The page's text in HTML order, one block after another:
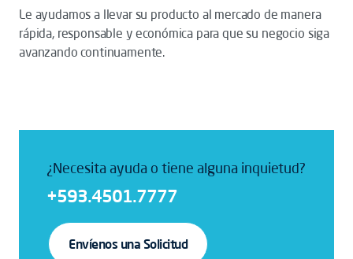
Le ayudamos a llevar su producto al mercado de manera
rápida, responsable y económica para que su negocio siga
avanzando continuamente.
¿Necesita ayuda o tiene alguna inquietud?
+593.4501.7777
Envíenos una Solicitud